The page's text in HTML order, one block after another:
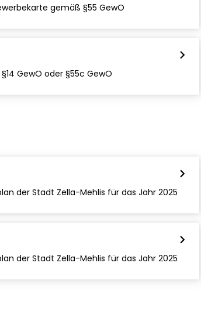
gemäß §55 GewO
chevron_right
GewO oder §55c GewO
chevron_right
der Stadt Zella-Mehlis für das Jahr 2025
chevron_right
der Stadt Zella-Mehlis für das Jahr 2025